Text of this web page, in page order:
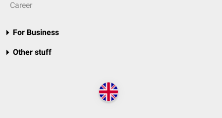
Career
For Business
Other stuff